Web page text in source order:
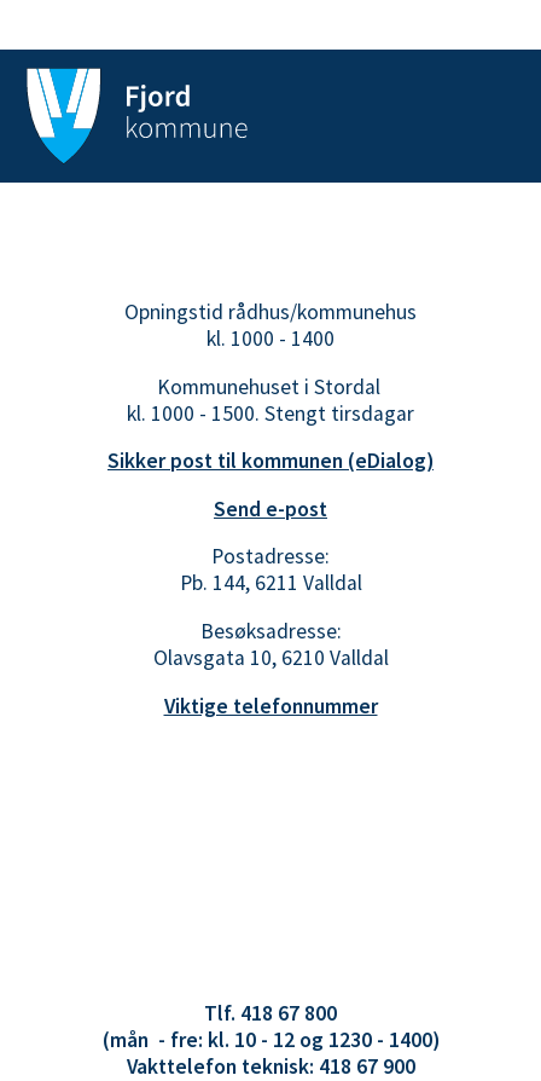
Opningstid rådhus/kommunehus
kl. 1000 - 1400
Kommunehuset i Stordal
kl. 1000 - 1500. Stengt tirsdagar
Sikker post til kommunen (eDialog)
Send e-post
Postadresse:
Pb. 144, 6211 Valldal
Besøksadresse:
Olavsgata 10, 6210 Valldal
Viktige telefonnummer
Tlf. 418 67 800
(mån - fre: kl. 10 - 12 og 1230 - 1400)
Vakttelefon teknisk: 418 67 900